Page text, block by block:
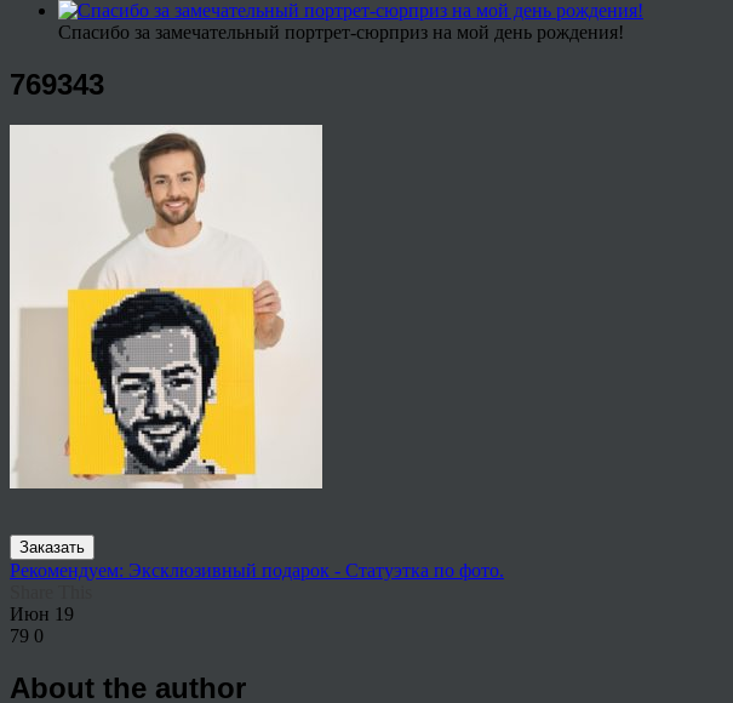
Спасибо за замечательный портрет-сюрприз на мой день рождения!
769343
Заказать
Рекомендуем: Эксклюзивный подарок - Статуэтка по фото.
Июн 19
79 0
About the author